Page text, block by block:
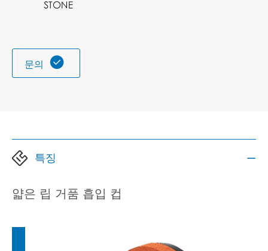
문의 
특징 
얇은 립 거품 흡입 컵